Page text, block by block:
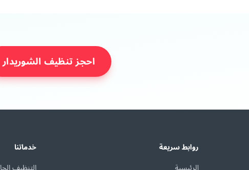
احجز تنظيف الشوريدار
روابط سريعة
خدماتنا